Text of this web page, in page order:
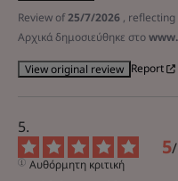
Review of25/7/2026 ,
Αρχικά δημοσιεύθηκε στο
View original review Report
5/
Αυθόρμητη κριτική